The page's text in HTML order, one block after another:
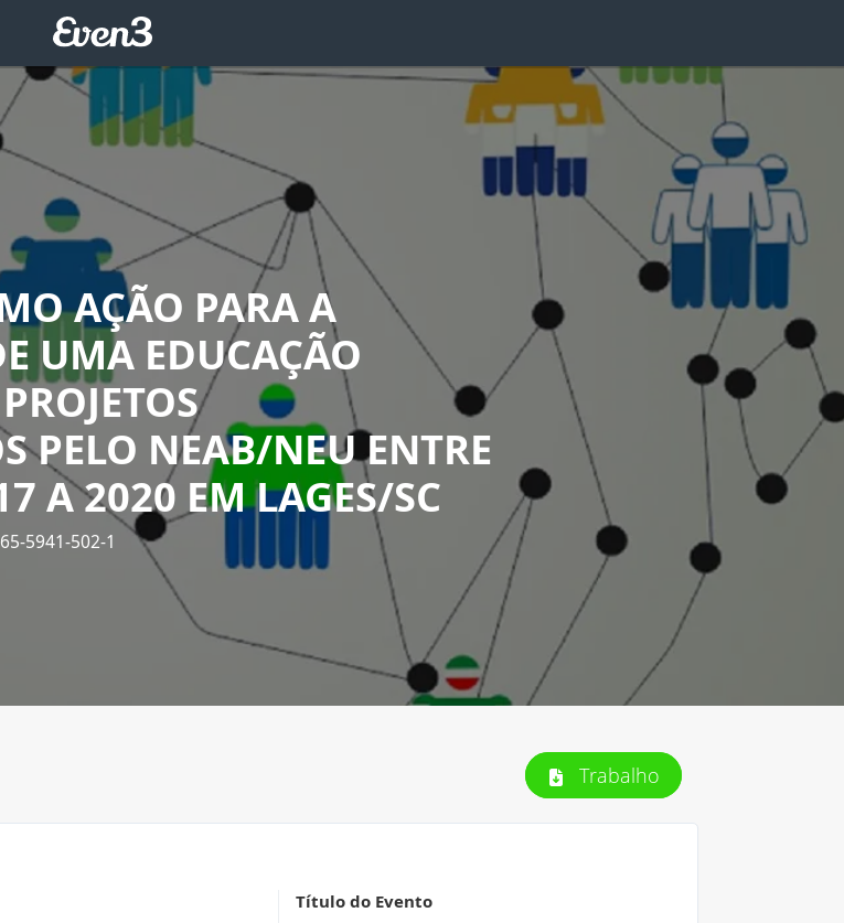
AÇÃO PARA A
UMA EDUCAÇÃO
PELO NEAB/NEU ENTRE
A 2020 EM LAGES/SC
5941-502-1
Trabalho
Título do Evento